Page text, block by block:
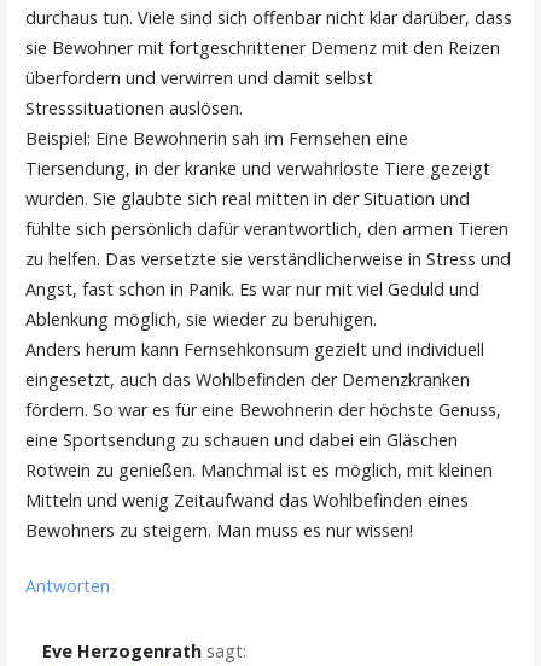
durchaus tun. Viele sind sich offenbar nicht klar darüber, dass
sie Bewohner mit fortgeschrittener Demenz mit den Reizen
überfordern und verwirren und damit selbst
Stresssituationen auslösen.
Beispiel: Eine Bewohnerin sah im Fernsehen eine
Tiersendung, in der kranke und verwahrloste Tiere gezeigt
wurden. Sie glaubte sich real mitten in der Situation und
fühlte sich persönlich dafür verantwortlich, den armen Tieren
zu helfen. Das versetzte sie verständlicherweise in Stress und
Angst, fast schon in Panik. Es war nur mit viel Geduld und
Ablenkung möglich, sie wieder zu beruhigen.
Anders herum kann Fernsehkonsum gezielt und individuell
eingesetzt, auch das Wohlbefinden der Demenzkranken
fördern. So war es für eine Bewohnerin der höchste Genuss,
eine Sportsendung zu schauen und dabei ein Gläschen
Rotwein zu genießen. Manchmal ist es möglich, mit kleinen
Mitteln und wenig Zeitaufwand das Wohlbefinden eines
Bewohners zu steigern. Man muss es nur wissen!
Antworten
Eve Herzogenrath sagt: